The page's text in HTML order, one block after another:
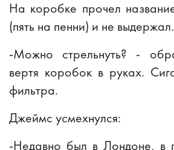
На коробке прочел
(пять на пенни) и не выдержал.
-Можно стрельнуть? -
вертя коробок в руках.
фильтра.
Джеймс усмехнулся:
-Недавно был в Лондоне, в